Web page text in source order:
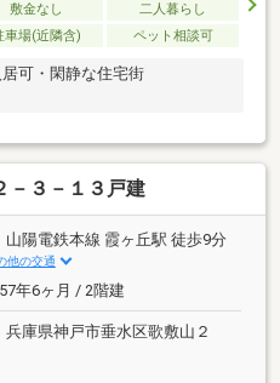
敷金なし
二人暮らし
車場(近隣含) ペット相談可
可・閑静な住宅街
－３－１３戸建
山陽電鉄本線 霞ヶ丘駅 徒歩9分
他の交通
年6ヶ月 / 2階建
兵庫県神戸市垂水区歌敷山２